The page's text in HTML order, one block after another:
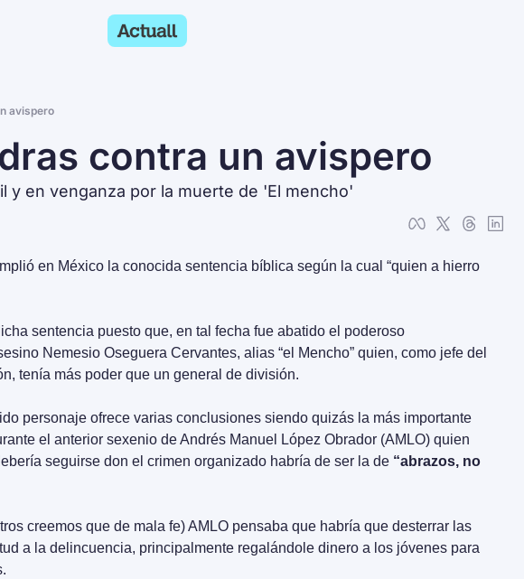
avispero
contra un avispero
y en venganza por la muerte de 'El mencho'
en México la conocida sentencia bíblica según la cual “quien a hierro
sentencia puesto que, en tal fecha fue abatido el poderoso
Nemesio Oseguera Cervantes, alias “el Mencho” quien, como jefe del
tenía más poder que un general de división.
personaje ofrece varias conclusiones siendo quizás la más importante
el anterior sexenio de Andrés Manuel López Obrador (AMLO) quien
seguirse don el crimen organizado habría de ser la de “abrazos, no
creemos que de mala fe) AMLO pensaba que habría que desterrar las
a la delincuencia, principalmente regalándole dinero a los jóvenes para